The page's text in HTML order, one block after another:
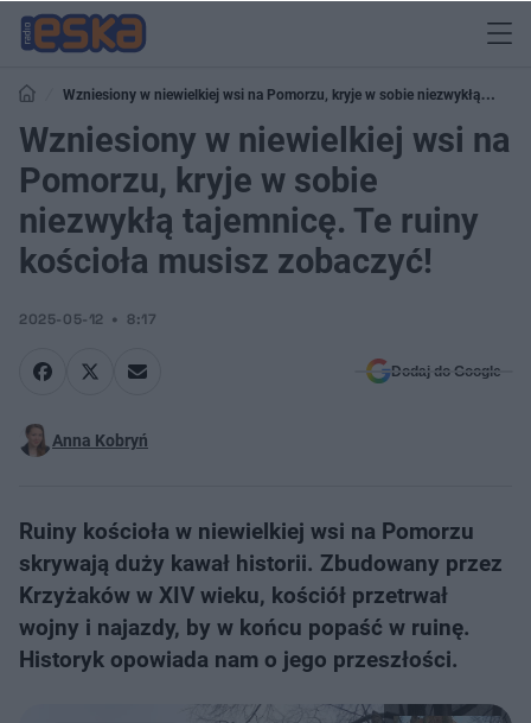
Wzniesiony w niewielkiej wsi na Pomorzu, kryje w sobie niezwykłą
tajemnicę. Te ruiny kościoła musisz zobaczyć!
Wzniesiony w niewielkiej wsi na
Pomorzu, kryje w sobie
niezwykłą tajemnicę. Te ruiny
kościoła musisz zobaczyć!
2025-05-12 8:17
Dodaj do Google
Anna Kobryń
Ruiny kościoła w niewielkiej wsi na Pomorzu
skrywają duży kawał historii. Zbudowany przez
Krzyżaków w XIV wieku, kościół przetrwał
wojny i najazdy, by w końcu popaść w ruinę.
Historyk opowiada nam o jego przeszłości.